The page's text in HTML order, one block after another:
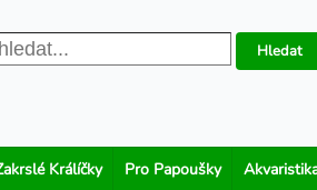
Hledat
Králíčky Pro Papoušky